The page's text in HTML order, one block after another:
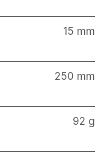
15 mm
250 mm
92 g